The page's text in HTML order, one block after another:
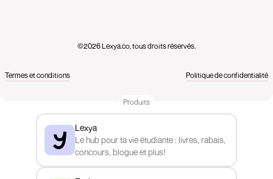
©2026 Lexya.co, tous droits réservés.
Termes et conditions Politique de confidentialité
Produits
Lexya
Le hub pour ta vie étudiante : livres, rabais,
concours, blogue et plus!